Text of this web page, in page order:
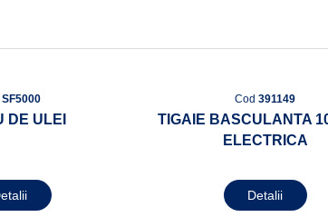
SF5000
DE ULEI
Cod391149
TIGAIE BASCULANTA
ELECTRICA
Detalii